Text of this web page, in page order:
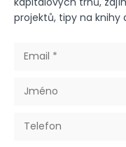
projektů, tipy na knihy